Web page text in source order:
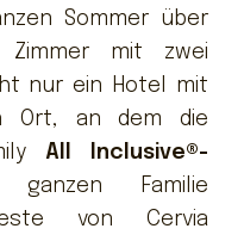
Sommer über
mit zwei
nur ein Hotel mit
Ort, an dem die
All Inclusive®-
Familie
von Cervia